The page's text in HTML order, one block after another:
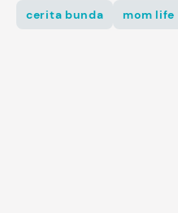
cerita bunda mom life